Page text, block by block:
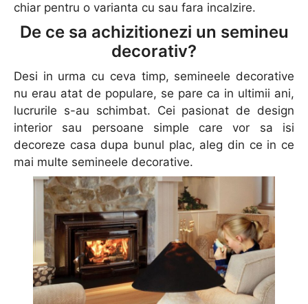
chiar pentru o varianta cu sau fara incalzire.
De ce sa achizitionezi un semineu
decorativ?
Desi in urma cu ceva timp, semineele decorative
nu erau atat de populare, se pare ca in ultimii ani,
lucrurile s-au schimbat. Cei pasionat de design
interior sau persoane simple care vor sa isi
decoreze casa dupa bunul plac, aleg din ce in ce
mai multe semineele decorative.